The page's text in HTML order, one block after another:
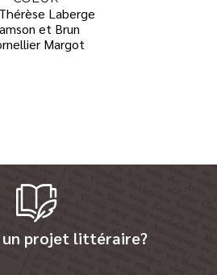
Laberge
et Brun
Margot
un projet littéraire?